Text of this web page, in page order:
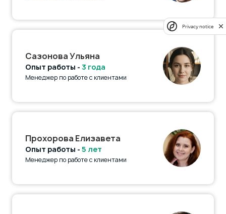
Сазонова Ульяна
Опыт работы - 3 года
Менеджер по работе с клиентами
Прохорова Елизавета
Опыт работы - 5 лет
Менеджер по работе с клиентами
Privacy notice